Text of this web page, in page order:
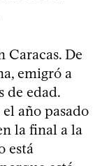
Caracas. De
emigró a
de edad.
año pasado
la final a la
está